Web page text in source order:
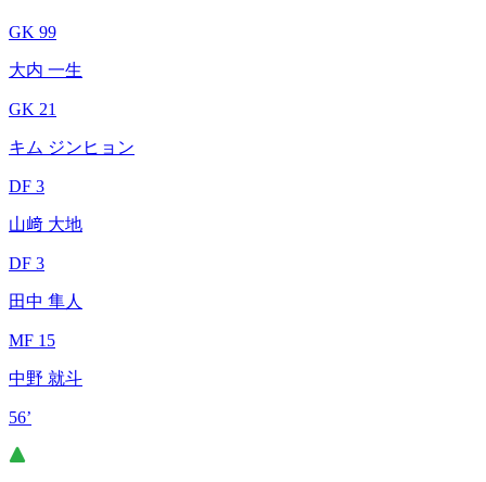
GK 99
大内 一生
GK 21
キム ジンヒョン
DF 3
山﨑 大地
DF 3
田中 隼人
MF 15
中野 就斗
56’